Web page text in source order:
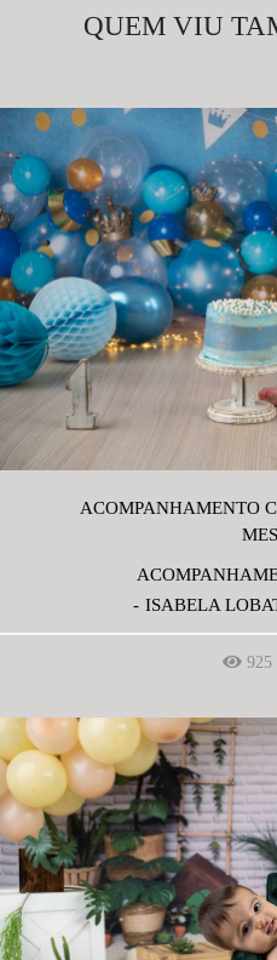
QUEM VIU
ACOMPANHAMENTO
ISABELA
925